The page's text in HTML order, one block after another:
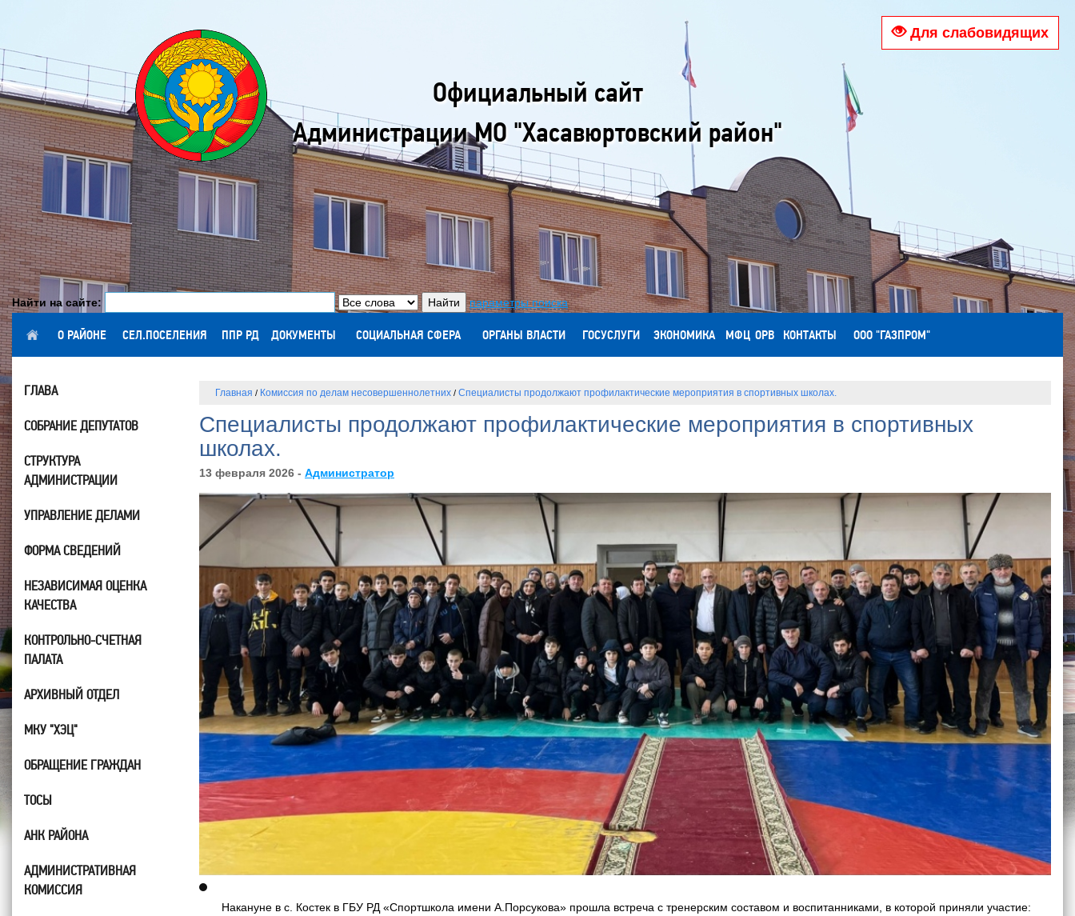
Для слабовидящих
Официальный сайт
Администрации МО "Хасавюртовский район"
Найти на сайте: параметры поиска
ГЛАВНАЯ О РАЙОНЕ СЕЛ.ПОСЕЛЕНИЯ ППР РД ДОКУМЕНТЫ СОЦИАЛЬНАЯ СФЕРА ОРГАНЫ ВЛАСТИ ГОСУСЛУГИ ЭКОНОМИКА МФЦ ОРВ КОНТАКТЫ ООО "ГАЗПРОМ"
Главная / Комиссия по делам несовершеннолетних / Специалисты продолжают профилактические мероприятия в спортивных школах.
Специалисты продолжают профилактические мероприятия в спортивных
школах.
13 февраля 2026 - Администратор
Накануне в с. Костек в ГБУ РД «Спортшкола имени А.Порсукова» прошла встреча с тренерским составом и воспитанниками, в которой приняли участие:
ГЛАВА
СОБРАНИЕ ДЕПУТАТОВ
СТРУКТУРА
АДМИНИСТРАЦИИ
УПРАВЛЕНИЕ ДЕЛАМИ
ФОРМА СВЕДЕНИЙ
НЕЗАВИСИМАЯ ОЦЕНКА
КАЧЕСТВА
КОНТРОЛЬНО-СЧЕТНАЯ
ПАЛАТА
АРХИВНЫЙ ОТДЕЛ
МКУ "ХЭЦ"
ОБРАЩЕНИЕ ГРАЖДАН
ТОСЫ
АНК РАЙОНА
АДМИНИСТРАТИВНАЯ
КОМИССИЯ